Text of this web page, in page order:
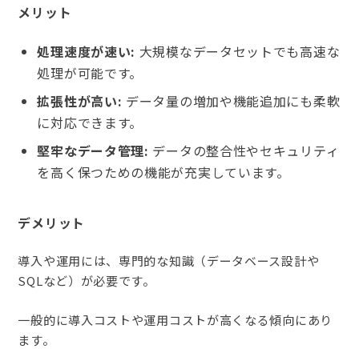
メリット
処理速度が速い: 大規模なデータセットでも高速な
処理が可能です。
拡張性が高い: データ量の増加や機能追加にも柔軟
に対応できます。
堅牢なデータ管理: データの整合性やセキュリティ
を高く保つための機能が充実しています。
デメリット
導入や運用には、専門的な知識（データベース設計や
SQLなど）が必要です。
一般的に導入コストや運用コストが高くなる傾向にあり
ます。